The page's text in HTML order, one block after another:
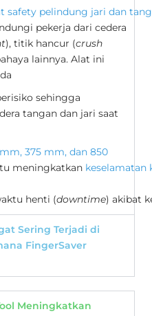
safety pelindung jari dan
pekerja dari cedera
), titik hancur (crush
lainnya. Alat ini
sehingga
tangan dan jari saat
375 mm, dan 850
meningkatkan keselamatan
henti (downtime) akibat
Sering Terjadi di
FingerSaver
Meningkatkan